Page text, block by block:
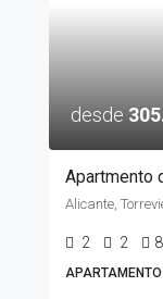
desde
Alicante,
2 2
APARTAMENTO